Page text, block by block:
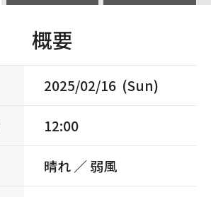
概要
2025/02/16 (Sun)
12:00
晴れ ／ 弱風